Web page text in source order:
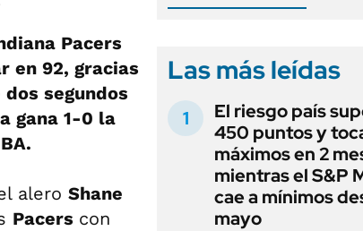
Pacers
en 92, gracias
segundos
gana 1-0 la
alero Shane
Pacers con
Las más leídas
El riesgo país
450 puntos y
máximos en 2
mientras el S&P
cae a mínimos
mayo